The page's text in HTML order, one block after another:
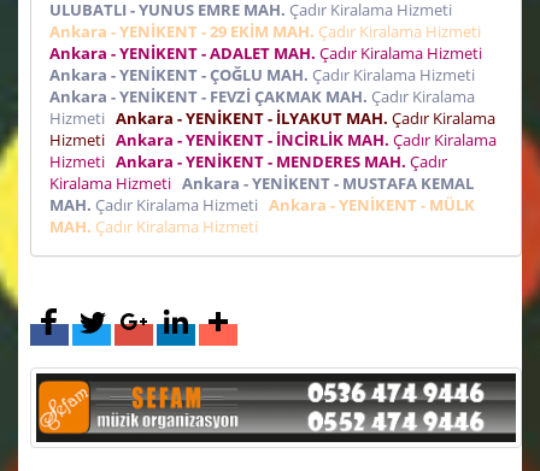
ULUBATLI - YUNUS EMRE MAH. Çadır Kiralama Hizmeti
Ankara - YENİKENT - 29 EKİM MAH. Çadır Kiralama Hizmeti
Ankara - YENİKENT - ADALET MAH. Çadır Kiralama Hizmeti
Ankara - YENİKENT - ÇOĞLU MAH. Çadır Kiralama Hizmeti
Ankara - YENİKENT - FEVZİ ÇAKMAK MAH. Çadır Kiralama
Hizmeti Ankara - YENİKENT - İLYAKUT MAH. Çadır Kiralama
Hizmeti Ankara - YENİKENT - İNCİRLİK MAH. Çadır Kiralama
Hizmeti Ankara - YENİKENT - MENDERES MAH. Çadır
Kiralama Hizmeti Ankara - YENİKENT - MUSTAFA KEMAL
MAH. Çadır Kiralama Hizmeti Ankara - YENİKENT - MÜLK
MAH. Çadır Kiralama Hizmeti